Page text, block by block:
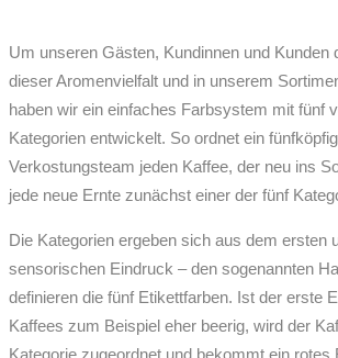
Um unseren Gästen, Kundinnen und Kunden
dieser Aromenvielfalt und in unserem
haben wir ein einfaches Farb­system mit fünf
Kategorien entwickelt. So ordnet ein
Verkostungsteam jeden Kaffee, der neu ins
jede neue Ernte zunächst einer der fünf
Die Kategorien ergeben sich aus dem ersten
sensorischen Eindruck – den sogenannten
definieren die fünf Etikettfarben. Ist der erste
Kaffees zum Beispiel eher beerig, wird der
Kategorie zugeordnet und bekommt ein rotes